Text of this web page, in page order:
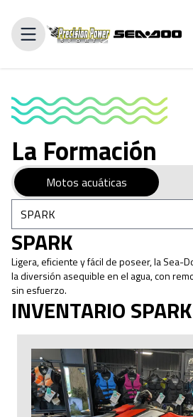
Valora tu
La Formación
Motos acuáticas
SPARK
Ligera, eficiente y fácil de poseer, la Sea-
la diversión asequible en el agua, con
sin esfuerzo.
INVENTARIO SPARK